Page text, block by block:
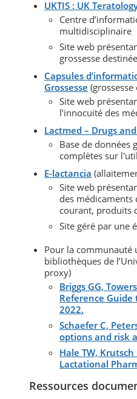
UKTIS : UK
Centre
multidisciplinaire
Site web
grossesse
Capsules
Grossesse
Site web
l’innocuité des
Lactmed – Drugs
Base de données
complètes sur
E-lactancia
Site web
des
courant, produits
Site géré par une
Pour la communauté
bibliothèques de
proxy)
Briggs GG,
Reference
2022.
Schaefer C,
options and risk
Hale TW,
Lactational
Ressources